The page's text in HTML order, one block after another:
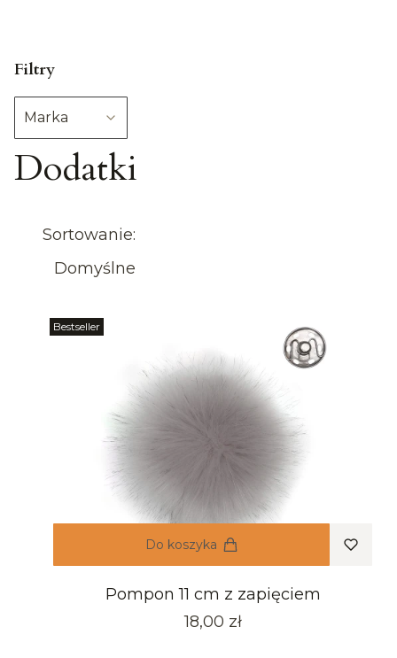
Filtry
Marka
Koniec filtrów
Dodatki
Lista produktów
Sortowanie:
Domyślne
Bestseller
Do koszyka
Pompon 11 cm z zapięciem
Cena
18,00 zł